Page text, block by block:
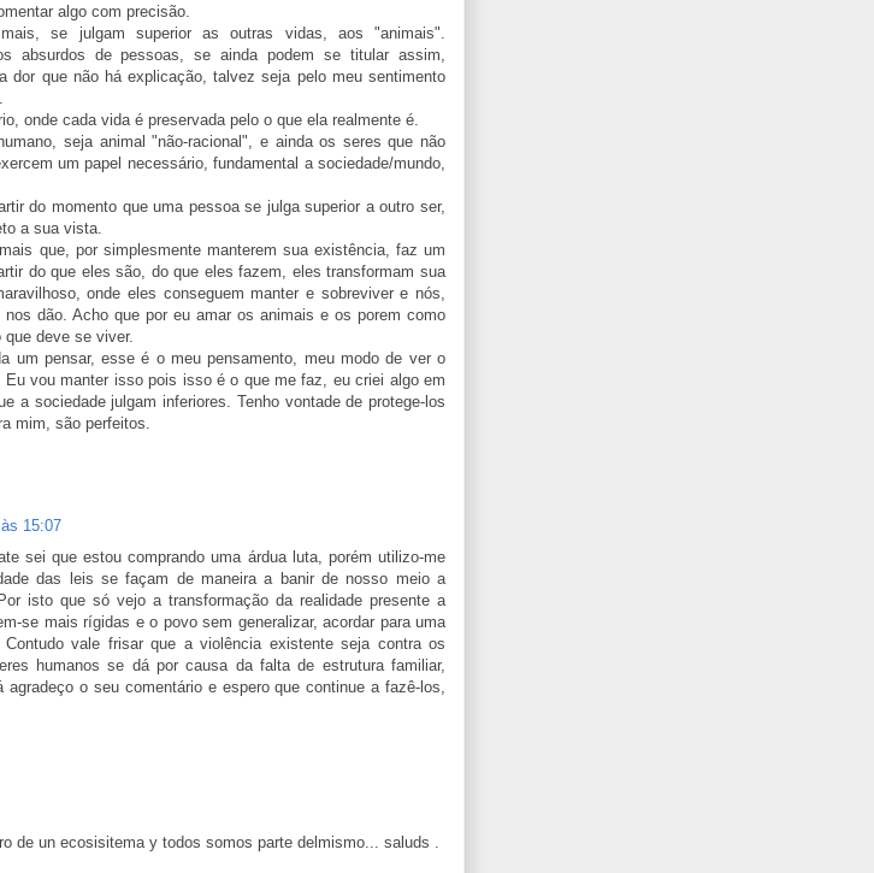
algo com precisão.
se julgam superior as outras vidas, aos "animais".
absurdos de pessoas, se ainda podem se titular assim,
dor que não há explicação, talvez seja pelo meu sentimento
onde cada vida é preservada pelo o que ela realmente é.
seja animal "não-racional", e ainda os seres que não
um papel necessário, fundamental a sociedade/mundo,
do momento que uma pessoa se julga superior a outro ser,
a sua vista.
que, por simplesmente manterem sua existência, faz um
do que eles são, do que eles fazem, eles transformam sua
onde eles conseguem manter e sobreviver e nós,
dão. Acho que por eu amar os animais e os porem como
deve se viver.
um pensar, esse é o meu pensamento, meu modo de ver o
vou manter isso pois isso é o que me faz, eu criei algo em
a sociedade julgam inferiores. Tenho vontade de protege-los
mim, são perfeitos.
15:07
sei que estou comprando uma árdua luta, porém utilizo-me
das leis se façam de maneira a banir de nosso meio a
isto que só vejo a transformação da realidade presente a
se mais rígidas e o povo sem generalizar, acordar para uma
vale frisar que a violência existente seja contra os
humanos se dá por causa da falta de estrutura familiar,
o seu comentário e espero que continue a fazê-los,
de un ecosisitema y todos somos parte delmismo... saluds .